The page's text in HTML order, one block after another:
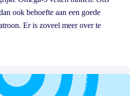
ook behoefte aan een goede
Er is zoveel meer over te